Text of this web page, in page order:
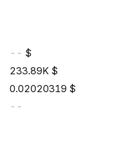
--
233.89K
0.02020319
--